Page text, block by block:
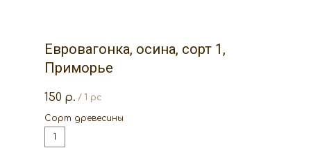
Евровагонка, осина, сорт 1,
Приморье
150 р. / 1 pc
Сорт древесины
1